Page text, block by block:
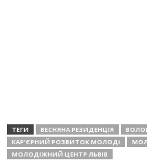
ТЕГИ ВЕСНЯНА РЕЗИДЕНЦІЯ
КАР’ЄРНИЙ РОЗВИТОК МОЛОДІ
МОЛОДІЖНИЙ ЦЕНТР ЛЬВІВ